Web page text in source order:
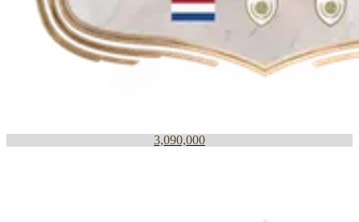
3,090,000